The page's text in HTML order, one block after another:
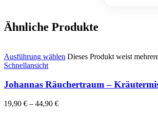
Ähnliche Produkte
Ausführung wählen Dieses Produkt weist
Schnellansicht
Johannas Räuchertraum –
19,90 € – 44,90 €